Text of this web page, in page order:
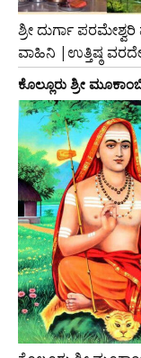
ಶ್ರೀ ದುರ್ಗಾ
ವಾಹಿನಿ |ಉತ್ತಿಷ್ಠ
ಕೊಲ್ಲೂರು ಶ್ರೀ